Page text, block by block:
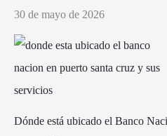
30 de mayo de 2026
Dónde está ubicado el Banco